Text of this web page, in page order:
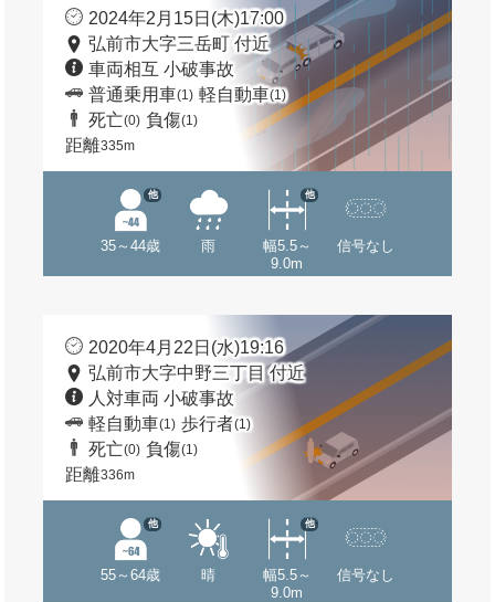
2024年2月15日(木)17:00
弘前市大字三岳町 付近
車両相互 小破事故
普通乗用車(1) 軽自動車(1)
死亡(0) 負傷(1)
距離335m
35～44歳
他
雨
幅5.5～
9.0m
他
信号なし
2020年4月22日(水)19:16
弘前市大字中野三丁目 付近
人対車両 小破事故
軽自動車(1) 歩行者(1)
死亡(0) 負傷(1)
距離336m
55～64歳
他
晴
幅5.5～
9.0m
他
信号なし